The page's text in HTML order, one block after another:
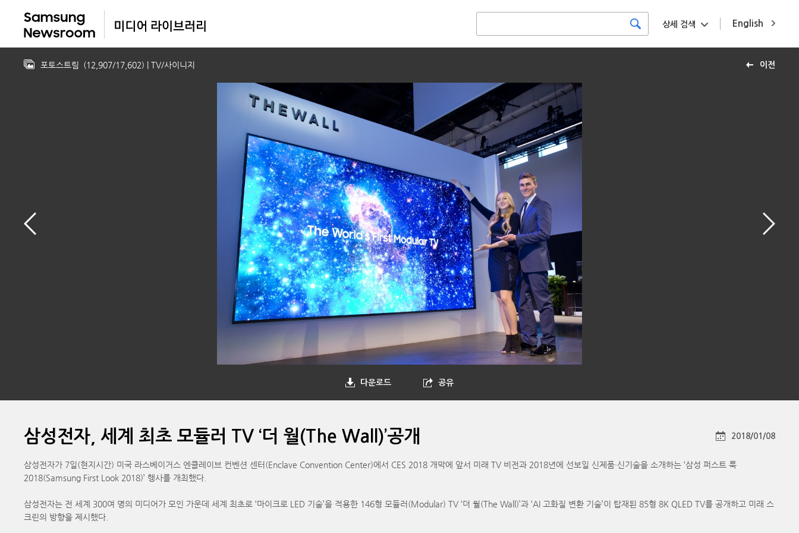
English
상세 검색
이전
포토스트림 (12,907/17,602) | TV/사이니지
다운로드 공유
삼성전자, 세계 최초 모듈러 TV ‘더 월(The Wall)’공개 2018/01/08
삼성전자가 7일(현지시간) 미국 라스베이거스 엔클레이브 컨벤션 센터(Enclave Convention Center)에서 CES 2018 개막에 앞서 미래 TV 비전과 2018년에 선보일 신제품·신기술을 소개하는 ‘삼성 퍼스트 룩
2018(Samsung First Look 2018)’ 행사를 개최했다.
삼성전자는 전 세계 300여 명의 미디어가 모인 가운데 세계 최초로 ‘마이크로 LED 기술’을 적용한 146형 모듈러(Modular) TV ‘더 월(The Wall)’과 ‘AI 고화질 변환 기술’이 탑재된 85형 8K QLED TV를 공개하고 미래 스
크린의 방향을 제시했다.